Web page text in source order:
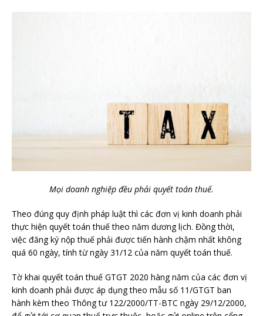
Mọi doanh nghiệp đều phải quyết toán thuế.
Theo đúng quy định pháp luật thì các đơn vị kinh doanh phải
thực hiện quyết toán thuế theo năm dương lịch. Đồng thời,
việc đăng ký nộp thuế phải được tiến hành chậm nhất không
quá 60 ngày, tính từ ngày 31/12 của năm quyết toán thuế.
Tờ khai quyết toán thuế GTGT 2020 hàng năm của các đơn vị
kinh doanh phải được áp dụng theo mẫu số 11/GTGT ban
hành kèm theo Thông tư 122/2000/TT-BTC ngày 29/12/2000,